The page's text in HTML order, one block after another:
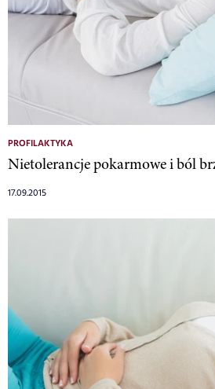
PROFILAKTYKA
Nietolerancje pokarmowe i ból
17.09.2015